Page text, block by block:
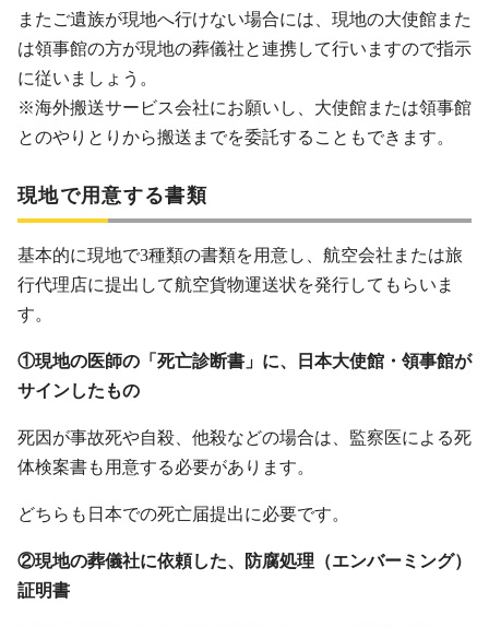
またご遺族が現地へ行けない場合には、現地の大使館また
は領事館の方が現地の葬儀社と連携して行いますので指示
に従いましょう。
※海外搬送サービス会社にお願いし、大使館または領事館
とのやりとりから搬送までを委託することもできます。
現地で用意する書類
基本的に現地で3種類の書類を用意し、航空会社または旅
行代理店に提出して航空貨物運送状を発行してもらいま
す。
①現地の医師の「死亡診断書」に、日本大使館・領事館が
サインしたもの
死因が事故死や自殺、他殺などの場合は、監察医による死
体検案書も用意する必要があります。
どちらも日本での死亡届提出に必要です。
②現地の葬儀社に依頼した、防腐処理（エンバーミング）
証明書